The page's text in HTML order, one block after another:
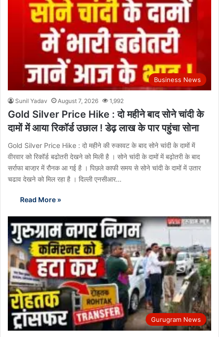
Business News
Sunil Yadav August 7, 2026 1,992
Gold Silver Price Hike : दो महीने बाद सोने चांदी के
दामों में आया रिकॉर्ड उछाल ! डेढ़ लाख के पार पहुंचा सोना
Gold Silver Price Hike : दो महीने की रुकावट के बाद सोने चांदी के दामों में
वीरवार को रिकॉर्ड बढोतरी देखने को मिली है । सोने चांदी के दामों में बढ़ोतरी के बाद
सर्राफा बाजा़र में रौनक आ गई है । पिछले काफी समय से सोने चांदी के दामों में उतार
चढाव देखने को मिल रहा है । दिल्ली एनसीआर…
Read More »
Gurugram News